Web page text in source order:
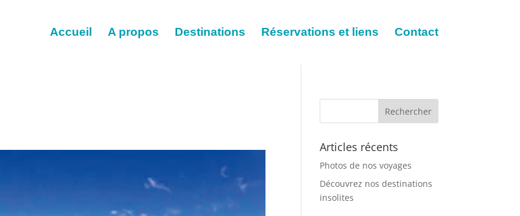
Accueil A propos Destinations Réservations et liens Contact
Articles récents
Photos de nos voyages
Découvrez nos destinations
insolites